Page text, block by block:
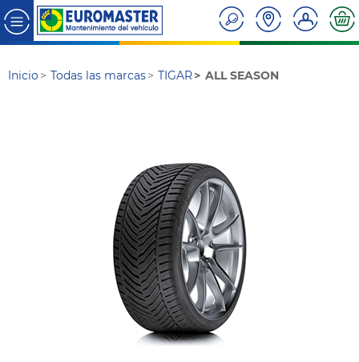
Inicio Todas las marcas TIGAR ALL SEASON